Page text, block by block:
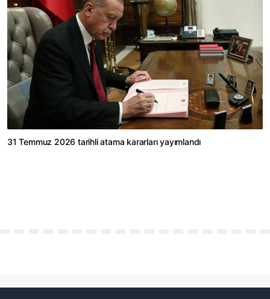
31 Temmuz 2026 tarihli atama kararları yayımlandı